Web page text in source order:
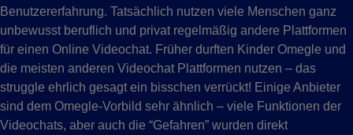
Benutzererfahrung. Tatsächlich nutzen viele Menschen ganz
unbewusst beruflich und privat regelmäßig andere Plattformen
für einen Online Videochat. Früher durften Kinder Omegle und
die meisten anderen Videochat Plattformen nutzen – das
struggle ehrlich gesagt ein bisschen verrückt! Einige Anbieter
sind dem Omegle-Vorbild sehr ähnlich – viele Funktionen der
Videochats, aber auch die “Gefahren” wurden direkt